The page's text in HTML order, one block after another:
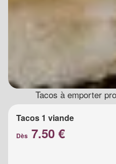
Tacos à emporter
Tacos 1 viande
Dès 7.50 €